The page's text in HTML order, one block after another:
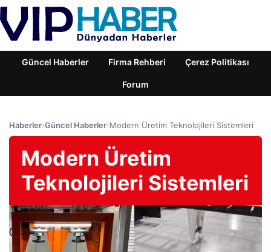
Güncel Haberler Firma Rehberi Çerez Politikası
Forum
Haberler›Güncel Haberler›Modern Üretim Teknolojileri Sistemleri
Modern Üretim
Teknolojileri Sistemleri